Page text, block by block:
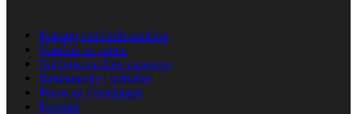
Katalog sunčanih naočara
Naočare za sunce
Najbolje naočare za sunce
Reklamacije i pritužbe
Pravo na odustajanje
Kontakt